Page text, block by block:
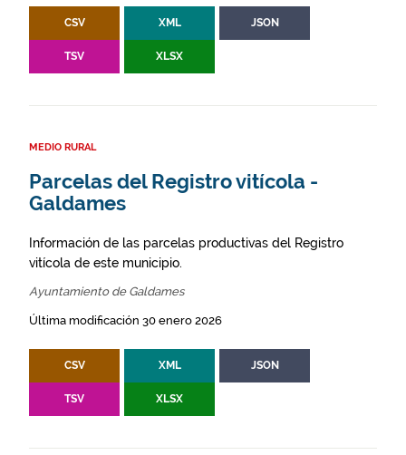
CSV XML JSON
TSV XLSX
MEDIO RURAL
Parcelas del Registro vitícola -
Galdames
Información de las parcelas productivas del Registro
vitícola de este municipio.
Ayuntamiento de Galdames
Última modificación 30 enero 2026
CSV XML JSON
TSV XLSX